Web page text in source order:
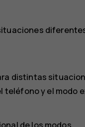
distintas
y el modo